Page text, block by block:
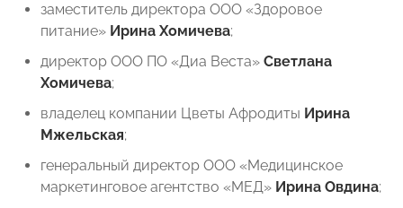
заместитель директора ООО «Здоровое
питание» ⁠ Ирина Хомичева;
директор ООО ПО «Диа Веста» Светлана
Хомичева;
владелец компании Цветы Афродиты Ирина
Мжельская;
генеральный директор ООО «Медицинское
маркетинговое агентство «МЕД» Ирина Овдина;